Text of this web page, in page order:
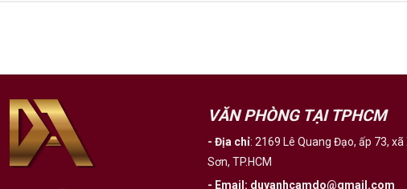
VĂN PHÒNG TẠI TPHCM
- Địa chỉ: 2169 Lê Quang Đạo, ấp 73, xã
Sơn, TP.HCM
- Email : duyanhcamdo@gmail.com